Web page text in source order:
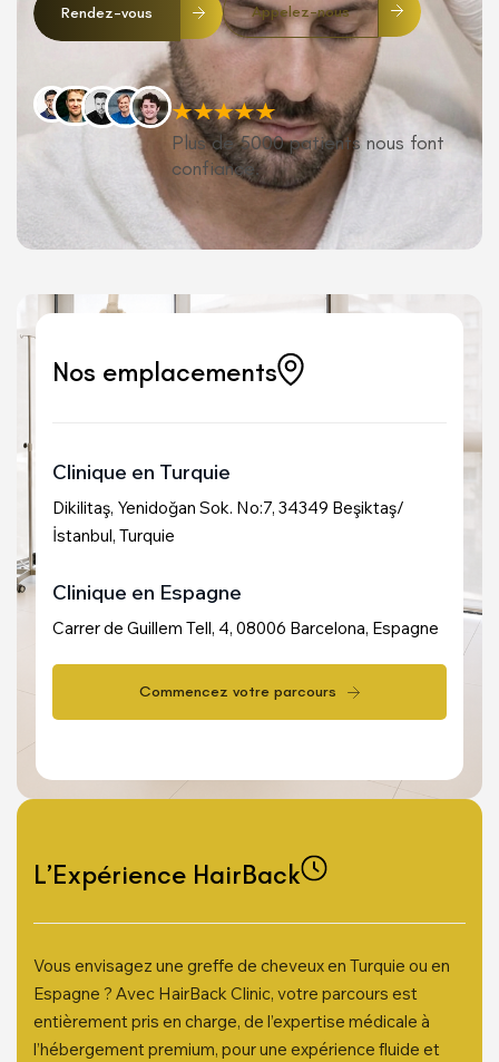
Rendez-vous Appelez-nous
Plus de 5000 patients nous font
confiance.
Nos emplacements
Clinique en Turquie
Dikilitaş, Yenidoğan Sok. No:7, 34349 Beşiktaş/
İstanbul, Turquie
Clinique en Espagne
Carrer de Guillem Tell, 4, 08006 Barcelona, Espagne
L’Expérience HairBack
Vous envisagez une greffe de cheveux en Turquie ou en
Espagne ? Avec HairBack Clinic, votre parcours est
entièrement pris en charge, de l’expertise médicale à
l’hébergement premium, pour une expérience fluide et